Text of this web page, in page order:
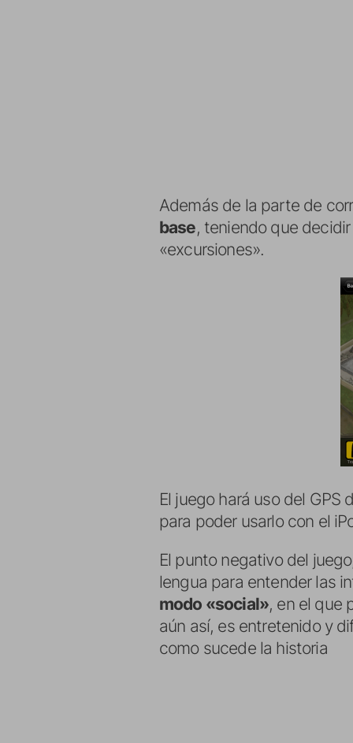
Además de la parte de
base, teniendo que
«excursiones».
El juego hará uso del
para poder usarlo con el
El punto negativo del
lengua para entender las
modo «social», en el que
aún así, es entretenido y
como sucede la historia